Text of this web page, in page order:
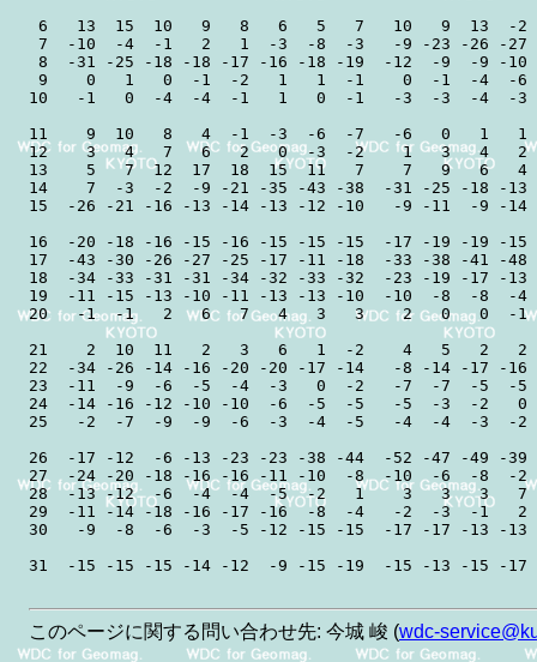
6   13  15  10   9   8   6   5   7   10   9  13
7  -10  -4  -1   2   1  -3  -8  -3   -9 -23 -26 -27 -
8  -31 -25 -18 -18 -17 -16 -18 -19  -12  -9  -9
9    0   1   0  -1  -2   1   1  -1    0  -1  -4  -
10   -1   0  -4  -4  -1   1   0  -1   -3  -3  -4  -
11    9  10   8   4  -1  -3  -6  -7   -6   0   1
12    3   4   7   6   2   0  -3  -2    1   3   4
13    5   7  12  17  18  15  11   7    7   9   6   4
14    7  -3  -2  -9 -21 -35 -43 -38  -31 -25 -18 -13
15  -26 -21 -16 -13 -14 -13 -12 -10   -9 -11  -9 -
16  -20 -18 -16 -15 -16 -15 -15 -15  -17 -19 -19 -
17  -43 -30 -26 -27 -25 -17 -11 -18  -33 -38 -41 -
18  -34 -33 -31 -31 -34 -32 -33 -32  -23 -19 -
19  -11 -15 -13 -10 -11 -13 -13 -10  -10  -8  -
20   -1  -1   2   6   7   4   3   3    2   0   0  -
21    2  10  11   2   3   6   1  -2    4   5   2
22  -34 -26 -14 -16 -20 -20 -17 -14   -8 -14 -17 -
23  -11  -9  -6  -5  -4  -3   0  -2   -7  -7  -5  -
24  -14 -16 -12 -10 -10  -6  -5  -5   -5  -3  -2
25   -2  -7  -9  -9  -6  -3  -4  -5   -4  -4  -3  -2
26  -17 -12  -6 -13 -23 -23 -38 -44  -52 -47 -49 -
27  -24 -20 -18 -16 -16 -11 -10  -8  -10  -6  -8
28  -13 -12  -6  -4  -4  -5  -2   1    3   3   3
29  -11 -14 -18 -16 -17 -16  -8  -4   -2  -3  -1
30   -9  -8  -6  -3  -5 -12 -15 -15  -17 -17 -13 -13
このページに関する問い合わせ先: 今城 峻 (wdc-